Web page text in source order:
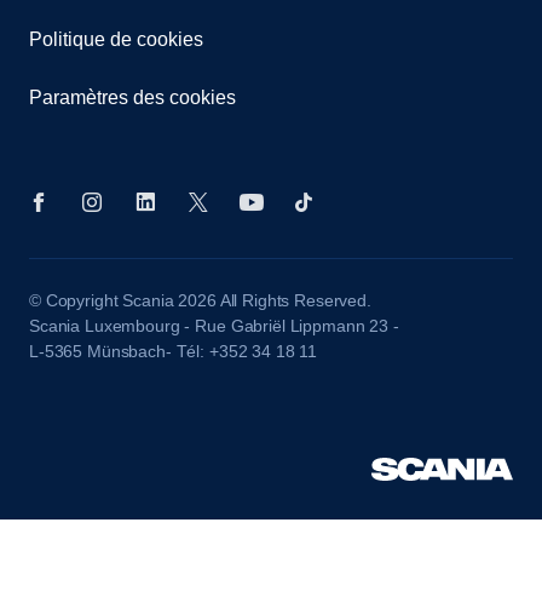
Politique de cookies
Paramètres des cookies
© Copyright Scania 2026 All Rights Reserved.
Scania Luxembourg - Rue Gabriël Lippmann 23 -
L-5365 Münsbach- Tél: +352 34 18 11